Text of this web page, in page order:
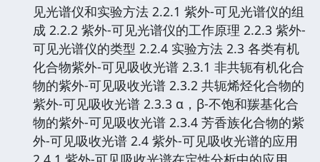
见光谱仪和实验方法 2.2.1 紫外-可见光谱仪的组
成 2.2.2 紫外-可见光谱仪的工作原理 2.2.3 紫外-
可见光谱仪的类型 2.2.4 实验方法 2.3 各类有机
化合物紫外-可见吸收光谱 2.3.1 非共轭有机化合
物的紫外-可见吸收光谱 2.3.2 共轭烯烃化合物的
紫外-可见吸收光谱 2.3.3 α，β-不饱和羰基化合
物的紫外-可见吸收光谱 2.3.4 芳香族化合物的紫
外-可见吸收光谱 2.4 紫外-可见吸收光谱的应用